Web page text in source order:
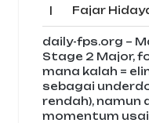
| Fajar
daily-fps.org –
Stage 2 Major,
mana kalah =
sebagai
rendah), namun
momentum usai